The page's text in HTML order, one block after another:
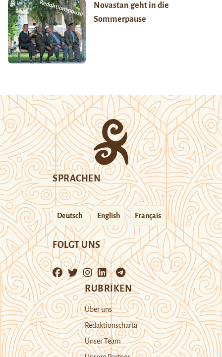
Novastan geht in die
Sommerpause
SPRACHEN
Deutsch English Français
FOLGT UNS
RUBRIKEN
Über uns
Redaktionscharta
Unser Team